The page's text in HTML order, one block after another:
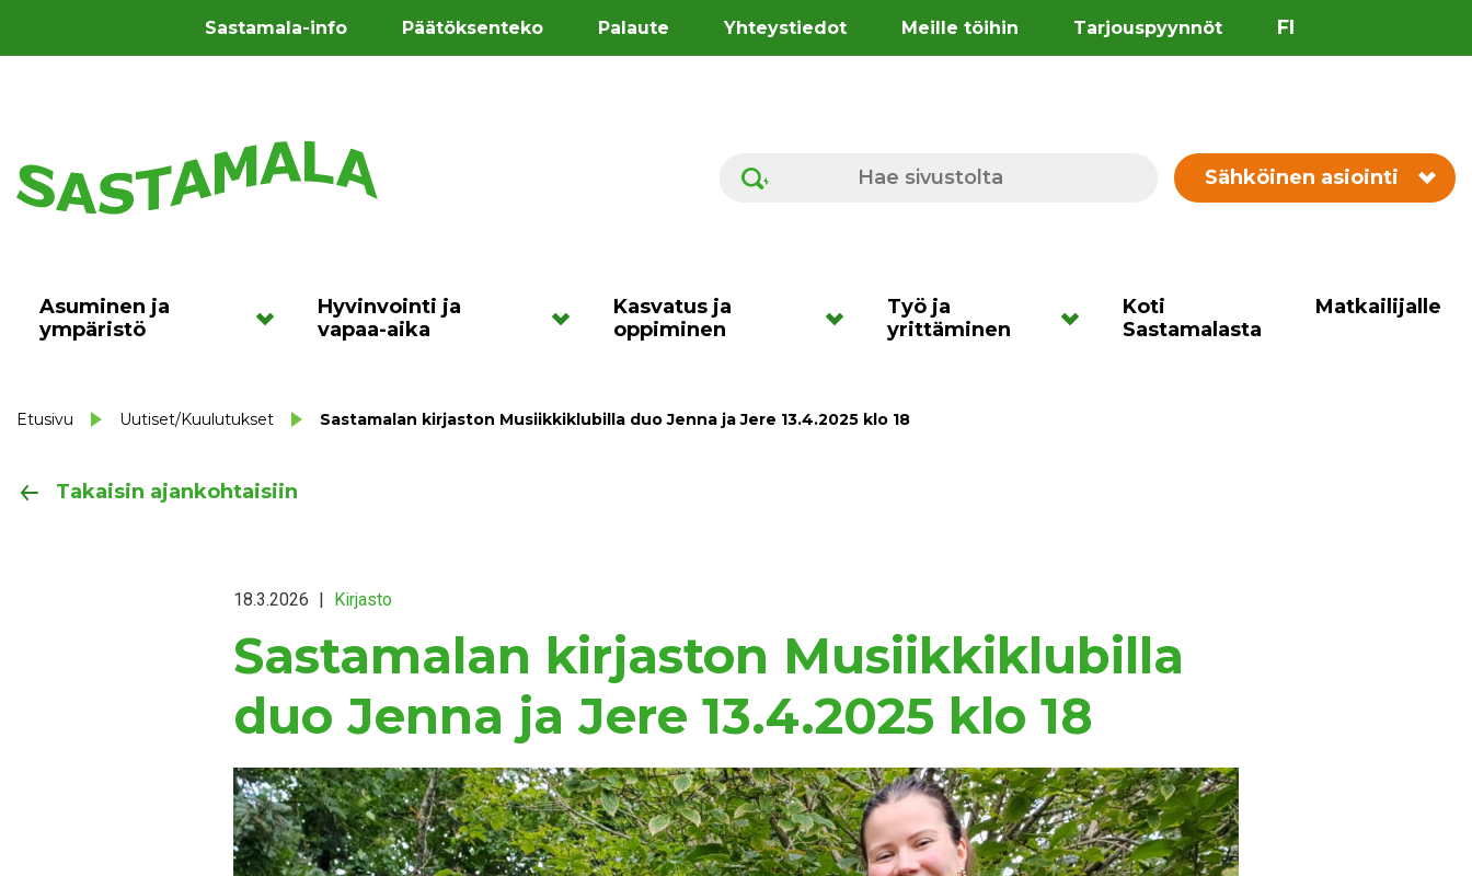
Sastamala-info Päätöksenteko Palaute Yhteystiedot Meille töihin Tarjouspyynnöt FI
Hae sivustolta Sähköinen asiointi
Asuminen ja
ympäristö
Hyvinvointi ja
vapaa-aika
Kasvatus ja
oppiminen
Työ ja
yrittäminen
Koti
Sastamalasta
Matkailijalle
Etusivu Uutiset/Kuulutukset Sastamalan kirjaston Musiikkiklubilla duo Jenna ja Jere 13.4.2025 klo 18
Takaisin ajankohtaisiin
18.3.2026 | Kirjasto
Sastamalan kirjaston Musiikkiklubilla
duo Jenna ja Jere 13.4.2025 klo 18